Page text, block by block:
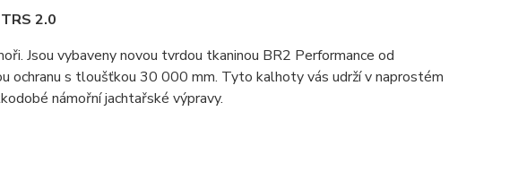
2.0
Jsou vybaveny novou tvrdou tkaninou BR2 Performance od
ochranu s tloušťkou 30 000 mm. Tyto kalhoty vás udrží v naprostém
námořní jachtařské výpravy.